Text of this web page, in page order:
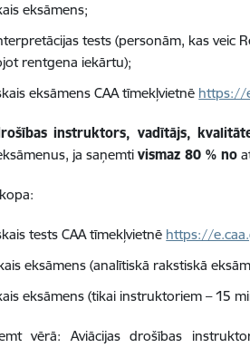
eksāmens;
tests (personām, kas veic
rentgena iekārtu);
eksāmens CAA tīmekļvietnē https://
instruktors, vadītājs,
ja saņemtivismaz80 %no
tests CAA tīmekļvietnē https://
eksāmens (analītiskā rakstiskā
eksāmens (tikai instruktoriem – 15
vērā: Aviācijas drošības